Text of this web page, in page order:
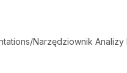
/Narzędziownik Analizy